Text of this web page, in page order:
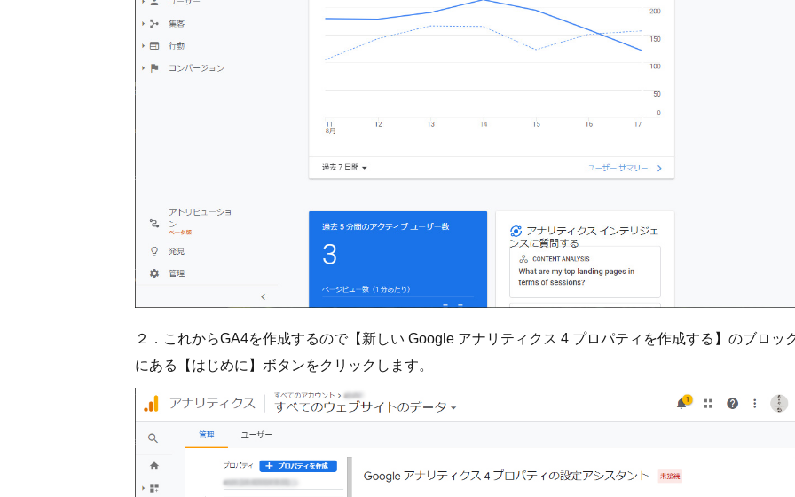
２．これからGA4を作成するので【新しい Google アナリティクス 4 プロパティを作成する】のブロッ
にある【はじめに】ボタンをクリックします。